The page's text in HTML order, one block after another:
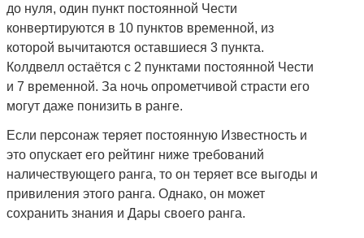
до нуля, один пункт постоянной Чести
конвертируются в 10 пунктов временной, из
которой вычитаются оставшиеся 3 пункта.
Колдвелл остаётся с 2 пунктами постоянной Чести
и 7 временной. За ночь опрометчивой страсти его
могут даже понизить в ранге.
Если персонаж теряет постоянную Известность и
это опускает его рейтинг ниже требований
наличествующего ранга, то он теряет все выгоды и
привиления этого ранга. Однако, он может
сохранить знания и Дары своего ранга.